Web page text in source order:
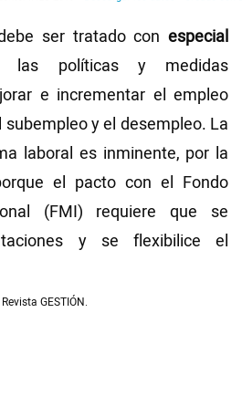
ser tratado con especial
las políticas y medidas
e incrementar el empleo
y el desempleo. La
laboral es inminente, por la
el pacto con el Fondo
(FMI) requiere que se
y se flexibilice el
GESTIÓN.